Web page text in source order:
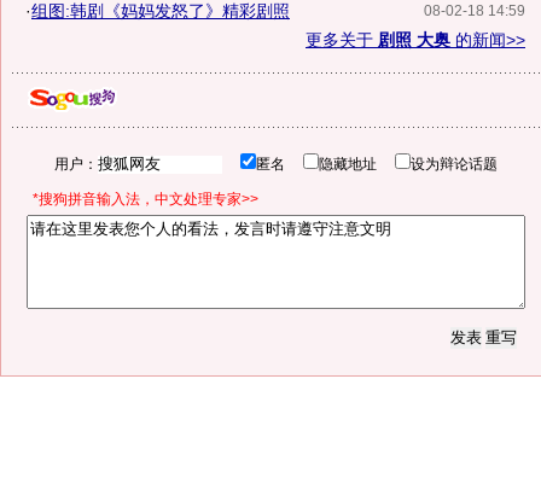
08-02-18 14:59
·组图:韩剧《妈妈发怒了》精彩剧照
更多关于 剧照 大奥 的新闻>>
用户： 匿名 隐藏地址 设为辩论话题
*搜狗拼音输入法，中文处理专家>>